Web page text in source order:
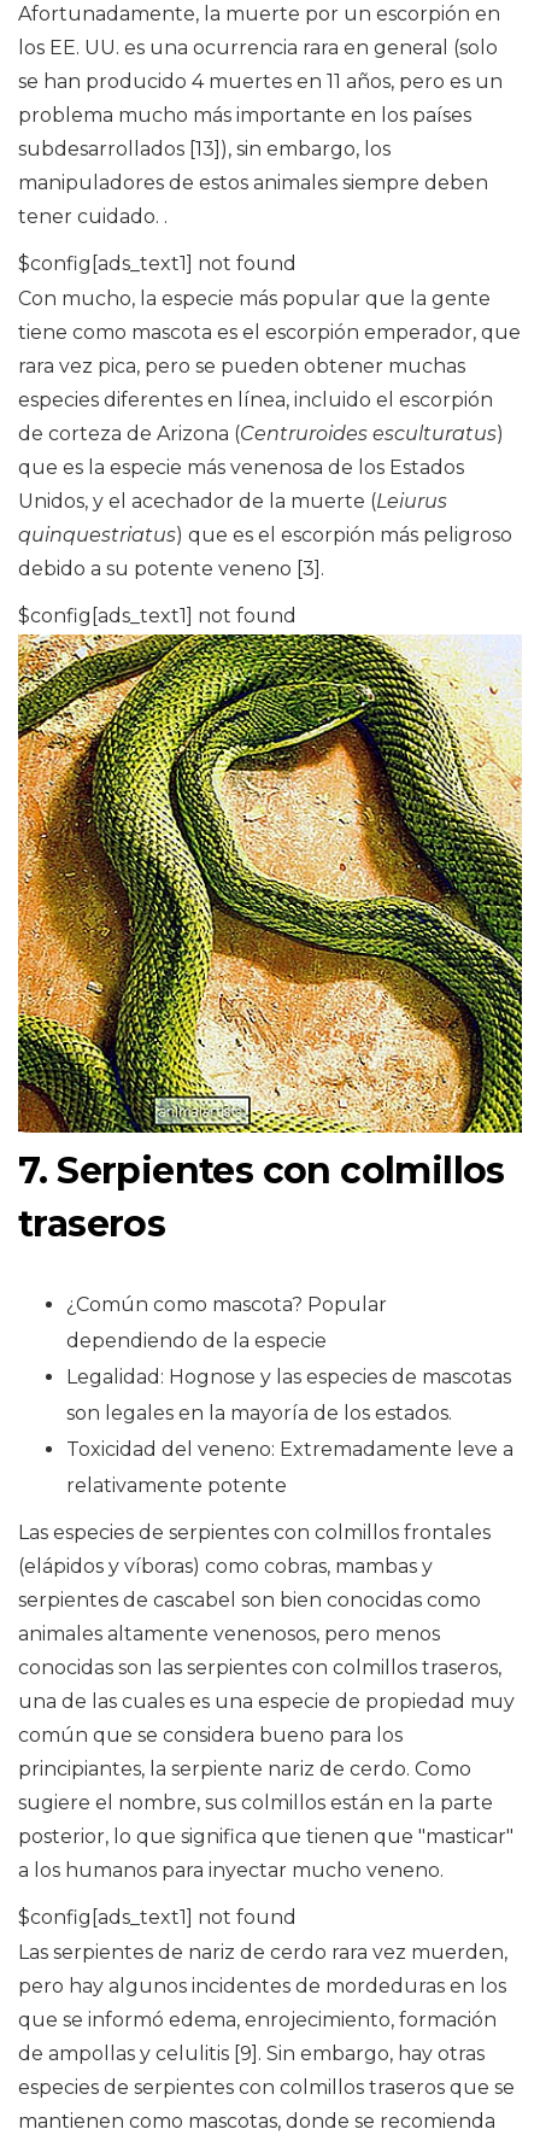
Afortunadamente, la muerte por un escorpión en
los EE. UU. es una ocurrencia rara en general (solo
se han producido 4 muertes en 11 años, pero es un
problema mucho más importante en los países
subdesarrollados [13]), sin embargo, los
manipuladores de estos animales siempre deben
tener cuidado. .
$config[ads_text1] not found
Con mucho, la especie más popular que la gente
tiene como mascota es el escorpión emperador, que
rara vez pica, pero se pueden obtener muchas
especies diferentes en línea, incluido el escorpión
de corteza de Arizona (Centruroides esculturatus)
que es la especie más venenosa de los Estados
Unidos, y el acechador de la muerte (Leiurus
quinquestriatus) que es el escorpión más peligroso
debido a su potente veneno [3].
$config[ads_text1] not found
7. Serpientes con colmillos
traseros
¿Común como mascota? Popular
dependiendo de la especie
Legalidad: Hognose y las especies de mascotas
son legales en la mayoría de los estados.
Toxicidad del veneno: Extremadamente leve a
relativamente potente
Las especies de serpientes con colmillos frontales
(elápidos y víboras) como cobras, mambas y
serpientes de cascabel son bien conocidas como
animales altamente venenosos, pero menos
conocidas son las serpientes con colmillos traseros,
una de las cuales es una especie de propiedad muy
común que se considera bueno para los
principiantes, la serpiente nariz de cerdo. Como
sugiere el nombre, sus colmillos están en la parte
posterior, lo que significa que tienen que "masticar"
a los humanos para inyectar mucho veneno.
$config[ads_text1] not found
Las serpientes de nariz de cerdo rara vez muerden,
pero hay algunos incidentes de mordeduras en los
que se informó edema, enrojecimiento, formación
de ampollas y celulitis [9]. Sin embargo, hay otras
especies de serpientes con colmillos traseros que se
mantienen como mascotas, donde se recomienda